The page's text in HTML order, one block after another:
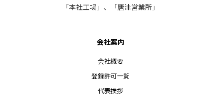
「本社工場」、「唐津営業所」
会社案内
会社概要
登録許可一覧
代表挨拶